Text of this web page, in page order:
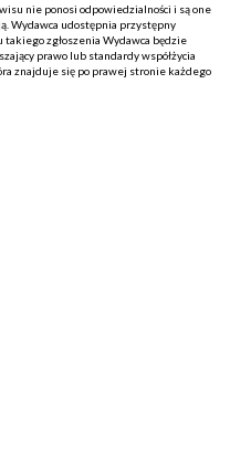
nie ponosi odpowiedzialności i są one
Wydawca udostępnia przystępny
takiego zgłoszenia Wydawca będzie
prawo lub standardy współżycia
znajduje się po prawej stronie każdego